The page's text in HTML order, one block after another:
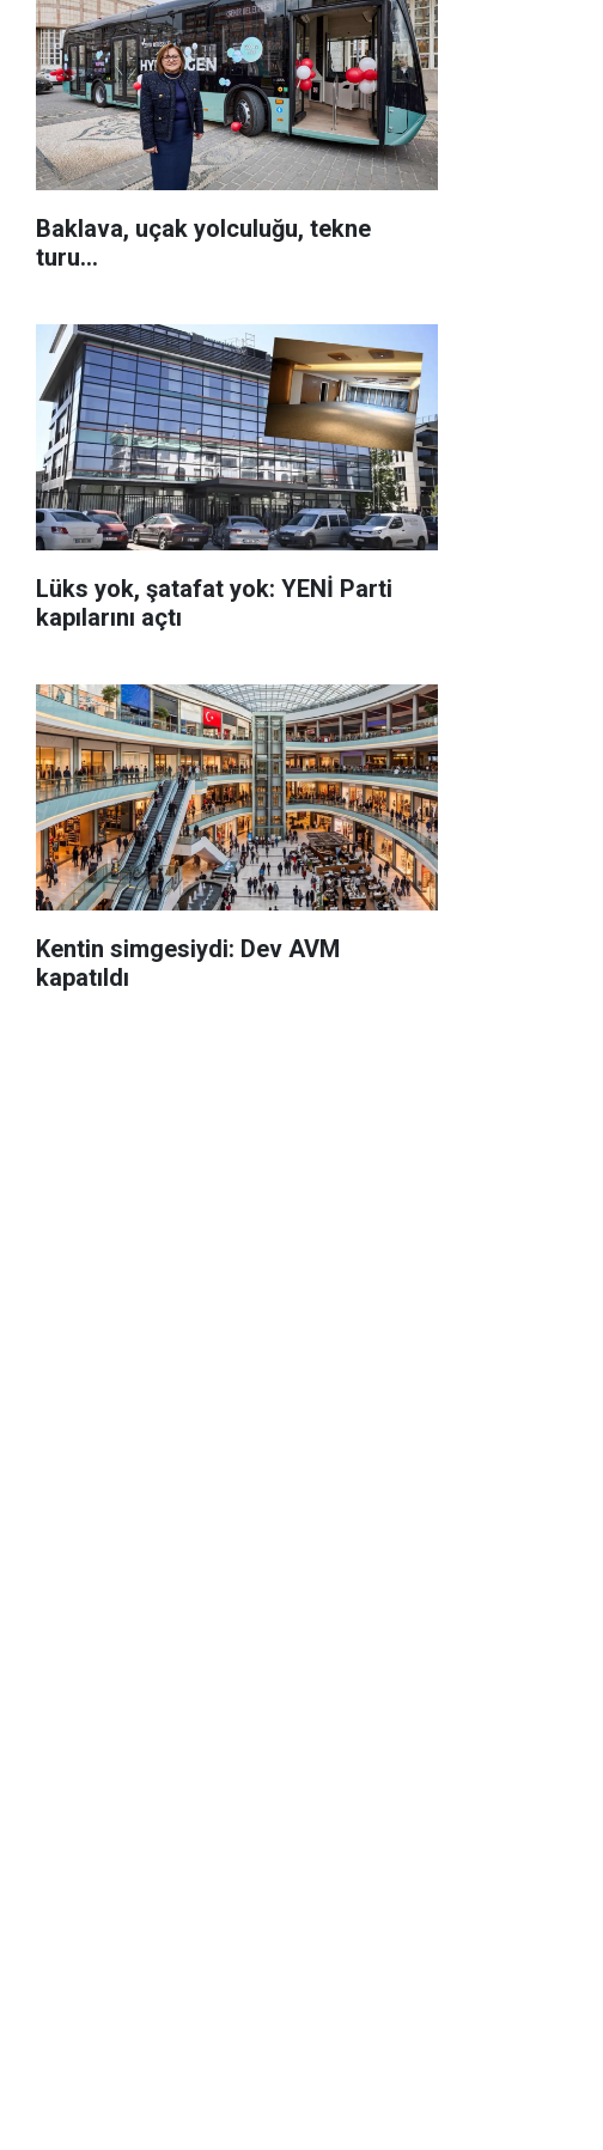
Baklava, uçak yolculuğu, tekne
turu...
Lüks yok, şatafat yok: YENİ Parti
kapılarını açtı
Kentin simgesiydi: Dev AVM
kapatıldı